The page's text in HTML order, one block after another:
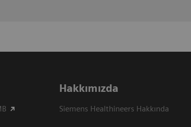
Hakkımızda
Siemens Healthineers Hakkında